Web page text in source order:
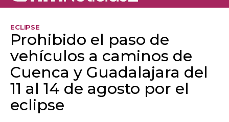
ECLIPSE
Prohibido el paso de
vehículos a caminos de
Cuenca y Guadalajara del
11 al 14 de agosto por el
eclipse